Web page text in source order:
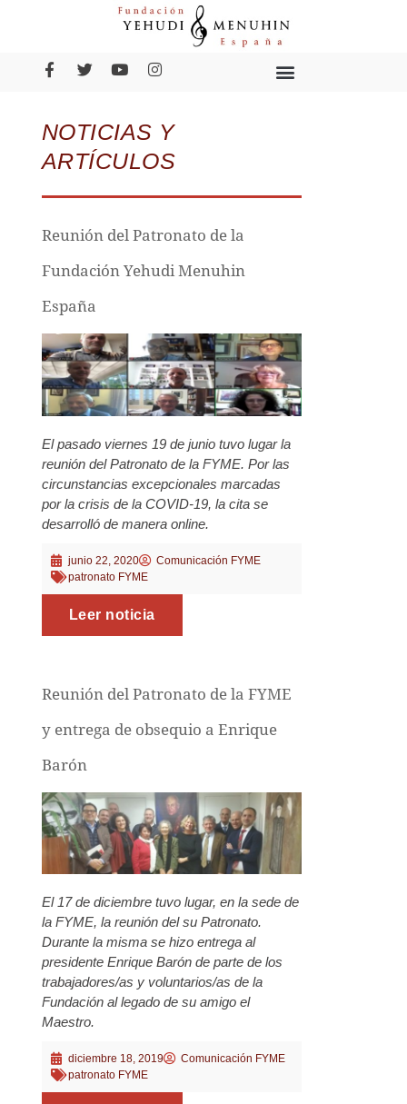
NOTICIAS Y
ARTÍCULOS
Reunión del Patronato de la
Fundación Yehudi Menuhin
España
El pasado viernes 19 de junio tuvo lugar la
reunión del Patronato de la FYME. Por las
circunstancias excepcionales marcadas
por la crisis de la COVID-19, la cita se
desarrolló de manera online.
junio 22, 2020
Comunicación FYME
patronato FYME
Leer noticia
Reunión del Patronato de la FYME
y entrega de obsequio a Enrique
Barón
El 17 de diciembre tuvo lugar, en la sede de
la FYME, la reunión del su Patronato.
Durante la misma se hizo entrega al
presidente Enrique Barón de parte de los
trabajadores/as y voluntarios/as de la
Fundación al legado de su amigo el
Maestro.
diciembre 18, 2019
Comunicación FYME
patronato FYME